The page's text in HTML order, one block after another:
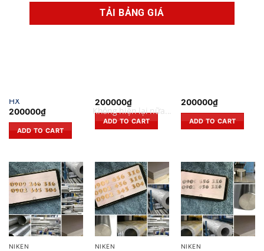
HX
200000₫
ADD TO CART
200000₫
ADD TO CART
200000₫
ADD TO CART
NIKEN NIKEN NIKEN
Không hiện lại nữa...